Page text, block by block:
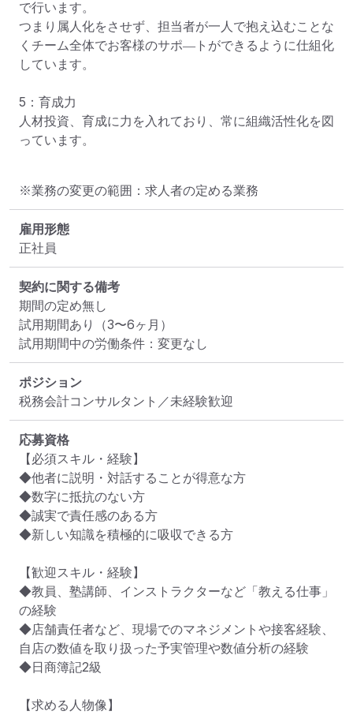
で行います。
つまり属人化をさせず、担当者が一人で抱え込むことな
くチーム全体でお客様のサポ―トができるように仕組化
しています。
5：育成力
人材投資、育成に力を入れており、常に組織活性化を図
っています。
※業務の変更の範囲：求人者の定める業務
雇用形態
正社員
契約に関する備考
期間の定め無し
試用期間あり（3〜6ヶ月）
試用期間中の労働条件：変更なし
ポジション
税務会計コンサルタント／未経験歓迎
応募資格
【必須スキル・経験】
◆他者に説明・対話することが得意な方
◆数字に抵抗のない方
◆誠実で責任感のある方
◆新しい知識を積極的に吸収できる方
【歓迎スキル・経験】
◆教員、塾講師、インストラクターなど「教える仕事」
の経験
◆店舗責任者など、現場でのマネジメントや接客経験、
自店の数値を取り扱った予実管理や数値分析の経験
◆日商簿記2級
【求める人物像】